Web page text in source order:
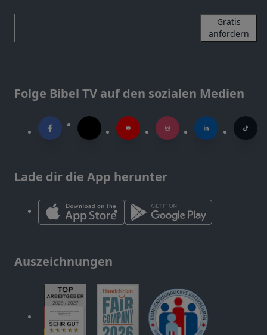
Gratis
anfordern
Folge Bibel TV auf den sozialen Medien
Lade dir die App herunter
Auszeichnungen